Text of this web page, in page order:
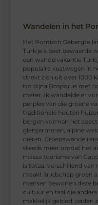
Wandelen in het
Het Pontisch Gebergte
Turkije’s best bewaarde
een wandelvakantie
populaire kustwegen in
strekt zich uit over 1000
tot bijna Bosporus met
meter. Ik wandelde er
perplex van die groene
traditionele houten
bergen vormen het
gletsjermeren, alpine
dieren.
steeds meer omdat het
massa toerisme van
is totaal verschillend van
maakt landschap groen
mensen bewonen deze
cultuur en taal die
makkelijk gebied, paden